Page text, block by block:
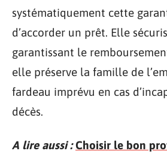
systématiquement cette
d’accorder un prêt. Elle
garantissant le
elle préserve la famille de
fardeau imprévu en cas
décès.
A lire aussi : Choisir le bon